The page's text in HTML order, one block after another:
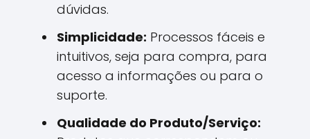
dúvidas.
Simplicidade: Processos fáceis e
intuitivos, seja para compra, para
acesso a informações ou para o
suporte.
Qualidade do Produto/Serviço: